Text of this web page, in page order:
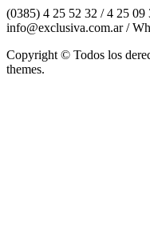
(0385) 4 25 52 32 / 4 25
info@exclusiva.com.ar /
Copyright © Todos los
themes.